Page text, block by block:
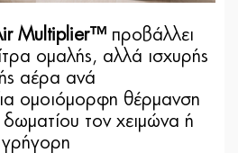
Multiplier™προβάλλει
ομαλής, αλλά ισχυρής
αέρα ανά
ομοιόμορφη θέρμανση
τον χειμώνα ή
γρήγορη